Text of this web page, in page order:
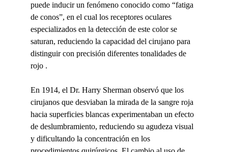
puede inducir un fenómeno conocido como “fatiga
de conos”, en el cual los receptores oculares
especializados en la detección de este color se
saturan, reduciendo la capacidad del cirujano para
distinguir con precisión diferentes tonalidades de
rojo .
En 1914, el Dr. Harry Sherman observó que los
cirujanos que desviaban la mirada de la sangre roja
hacia superficies blancas experimentaban un efecto
de deslumbramiento, reduciendo su agudeza visual
y dificultando la concentración en los